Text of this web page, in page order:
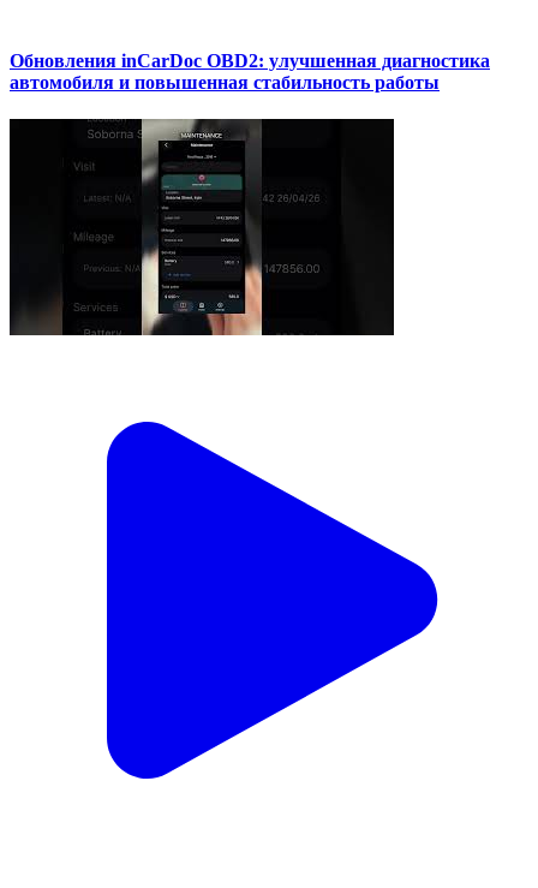
Обновления inCarDoc OBD2: улучшенная диагностика
автомобиля и повышенная стабильность работы